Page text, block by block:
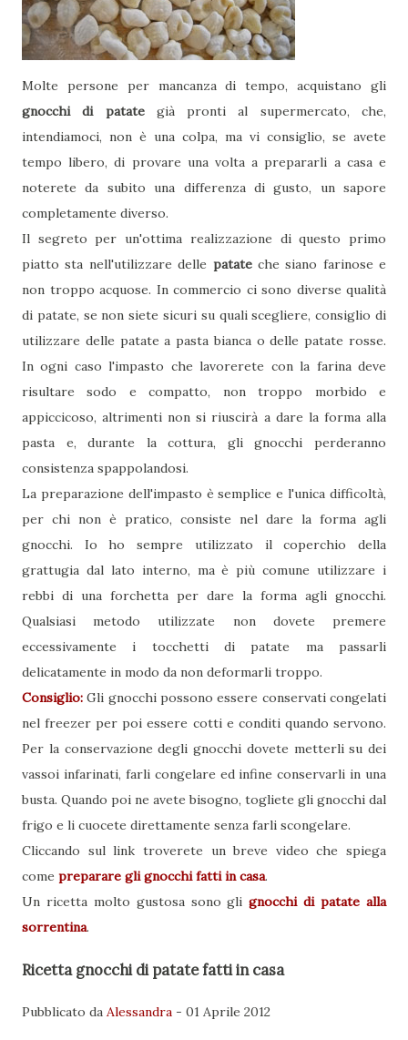
Molte persone per mancanza di tempo, acquistano gli
gnocchi di patategià pronti al supermercato, che,
intendiamoci, non è una colpa, ma vi consiglio, se avete
tempo libero, di provare una volta a prepararli a casa e
noterete da subito una differenza di gusto, un sapore
completamente diverso.
Il segreto per un'ottima realizzazione di questo primo
piatto sta nell'utilizzare delle patateche siano farinose e
non troppo acquose. In commercio ci sono diverse qualità
di patate, se non siete sicuri su quali scegliere, consiglio di
utilizzare delle patate a pasta bianca o delle patate rosse.
In ogni caso l'impasto che lavorerete con la farina deve
risultare sodo e compatto, non troppo morbido e
appiccicoso, altrimenti non si riuscirà a dare la forma alla
pasta e, durante la cottura, gli gnocchi perderanno
consistenza spappolandosi.
La preparazione dell'impasto è semplice e l'unica difficoltà,
per chi non è pratico, consiste nel dare la forma agli
gnocchi. Io ho sempre utilizzato il coperchio della
grattugia dal lato interno, ma è più comune utilizzare i
rebbi di una forchetta per dare la forma agli gnocchi.
Qualsiasi metodo utilizzate non dovete premere
eccessivamente i tocchetti di patate ma passarli
delicatamente in modo da non deformarli troppo.
Consiglio: Gli gnocchi possono essere conservati congelati
nel freezer per poi essere cotti e conditi quando servono.
Per la conservazione degli gnocchi dovete metterli su dei
vassoi infarinati, farli congelare ed infine conservarli in una
busta. Quando poi ne avete bisogno, togliete gli gnocchi dal
frigo e li cuocete direttamente senza farli scongelare.
Cliccando sul link troverete un breve video che spiega
come preparare gli gnocchi fatti in casa.
Un ricetta molto gustosa sono glignocchi di patate alla
sorrentina.
Ricetta gnocchi di patate fatti in casa
Pubblicato da Alessandra - 01 Aprile 2012